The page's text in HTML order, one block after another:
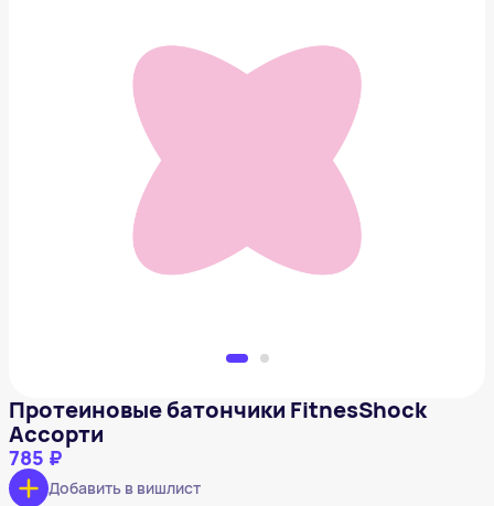
Протеиновые батончики FitnesShock Ассорти
Протеиновые батончики FitnesShock
Ассорти
785 ₽
Добавить в вишлист